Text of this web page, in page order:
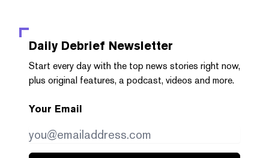
Daily Debrief Newsletter
Start every day with the top news stories right now,
plus original features, a podcast, videos and more.
Your Email